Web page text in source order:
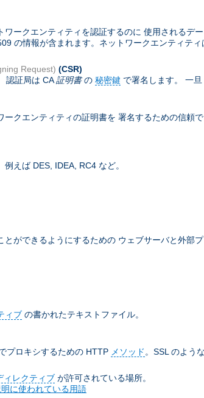
ワークエンティティを認証するのに 使用される
の情報が含まれます。ネットワークエンティテ
Request) (CSR)
認証局は CA証明書の 秘密鍵 で署名します。 一
クエンティティの証明書を 署名するための信頼
えば DES, IDEA, RC4 など。
ができるようにするための ウェブサーバと外部
ィブ の書かれたテキストファイル。
プロキシするための HTTP メソッド 。SSL のよう
ィレクティブ が許可されている場所。
に使われている用語